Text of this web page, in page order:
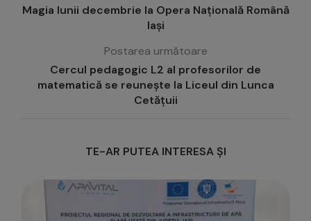
Magia lunii decembrie la Opera Națională Română
Iași
Postarea următoare
Cercul pedagogic L2 al profesorilor de
matematică se reunește la Liceul din Lunca
Cetățuii
TE-AR PUTEA INTERESA ȘI